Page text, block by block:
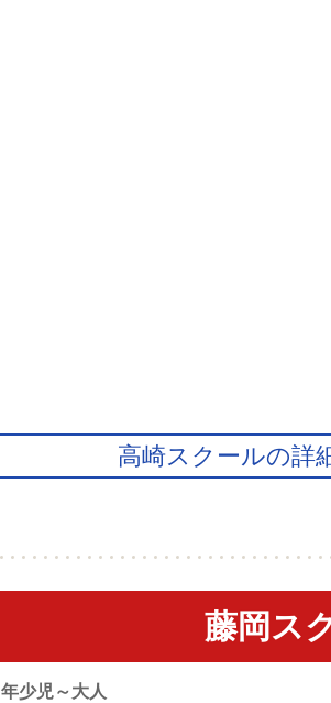
高崎スクールの詳
藤岡ス
年少児～大人